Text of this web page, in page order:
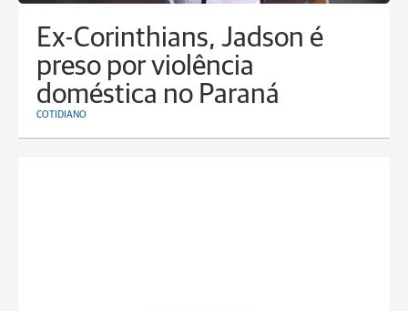
Ex-Corinthians, Jadson é
preso por violência
doméstica no Paraná
COTIDIANO